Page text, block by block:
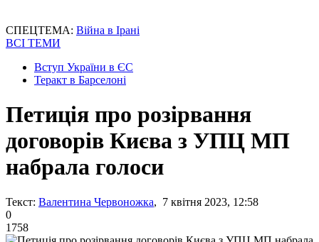
СПЕЦТЕМА: Війна в Ірані
ВСІ ТЕМИ
Вступ України в ЄС
Теракт в Барселоні
Петиція про розірвання
договорів Києва з УПЦ МП
набрала голоси
Текст: Валентина Червоножка, 7 квітня 2023, 12:58
0
1758